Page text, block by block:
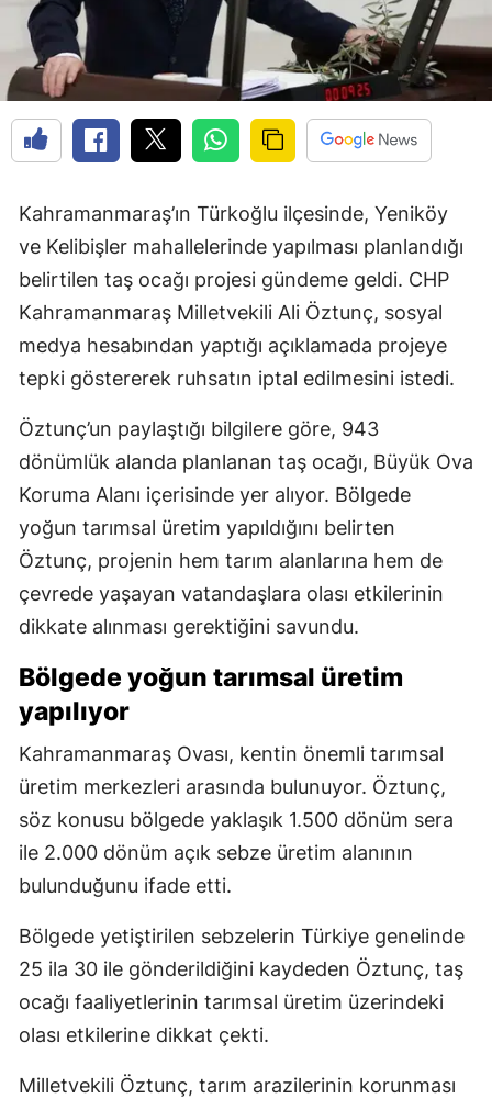
Kahramanmaraş’ın Türkoğlu ilçesinde, Yeniköy
ve Kelibişler mahallelerinde yapılması planlandığı
belirtilen taş ocağı projesi gündeme geldi. CHP
Kahramanmaraş Milletvekili Ali Öztunç, sosyal
medya hesabından yaptığı açıklamada projeye
tepki göstererek ruhsatın iptal edilmesini istedi.
Öztunç’un paylaştığı bilgilere göre, 943
dönümlük alanda planlanan taş ocağı, Büyük Ova
Koruma Alanı içerisinde yer alıyor. Bölgede
yoğun tarımsal üretim yapıldığını belirten
Öztunç, projenin hem tarım alanlarına hem de
çevrede yaşayan vatandaşlara olası etkilerinin
dikkate alınması gerektiğini savundu.
Bölgede yoğun tarımsal üretim
yapılıyor
Kahramanmaraş Ovası, kentin önemli tarımsal
üretim merkezleri arasında bulunuyor. Öztunç,
söz konusu bölgede yaklaşık 1.500 dönüm sera
ile 2.000 dönüm açık sebze üretim alanının
bulunduğunu ifade etti.
Bölgede yetiştirilen sebzelerin Türkiye genelinde
25 ila 30 ile gönderildiğini kaydeden Öztunç, taş
ocağı faaliyetlerinin tarımsal üretim üzerindeki
olası etkilerine dikkat çekti.
Milletvekili Öztunç, tarım arazilerinin korunması